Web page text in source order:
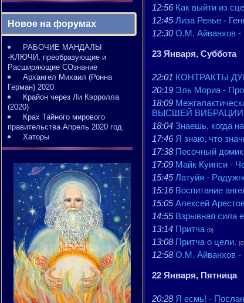
Новое на форумах
РАБОЧИЕ МАНДАЛЫ
-КЛЮЧИ, преобразующие и
Расширяющие СОзнание
Архангел Михаил (Ронна
Герман) 2020
Крайон через Ли Кэрролла
(2020)
Крах Тайного мирового
правительства.Апрель 2020 год.
Хаторы
12:56 Как выйти из
12:45 Лиза Ренье -
12:30 О.М. Айванхов -
23 Января, Суббота
22:01 КОНТРАКТЫ
20:19 Эль Мориа -
18:09
ВЫСШЕЙ ВИБРАЦИИ.
18:04 Знаешь, когда
17:46 Я знаю, что
17:38 Песочный
17:09 Майк Куинси -
15:45 Латуйя -
15:16 Воспитание
15:05 Алексей
14:55 Взрывная сила
13:14 Притча (0)
13:08 Притча о цели.
12:58 О.М. Айванхов -
22 Января, Пятница
20:28 Я есмь! -